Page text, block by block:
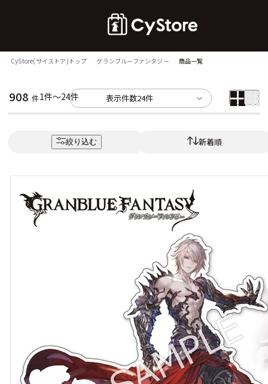
CyStore(サイストア)トップ グランブルーファンタジー 商品一覧
908 件1件～24件 表示件数24件
絞り込む 新着順